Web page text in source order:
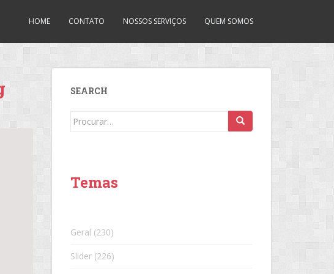
HOME CONTATO NOSSOS SERVIÇOS QUEM SOMOS
SEARCH
Search
Temas
Geral (230)
Slider (226)